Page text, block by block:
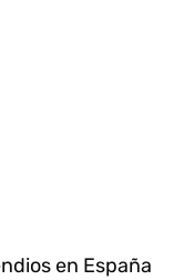
en España